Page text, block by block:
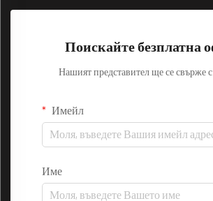
Поискайте безплатна
Нашият представител ще се свърже с
Имейл
Име